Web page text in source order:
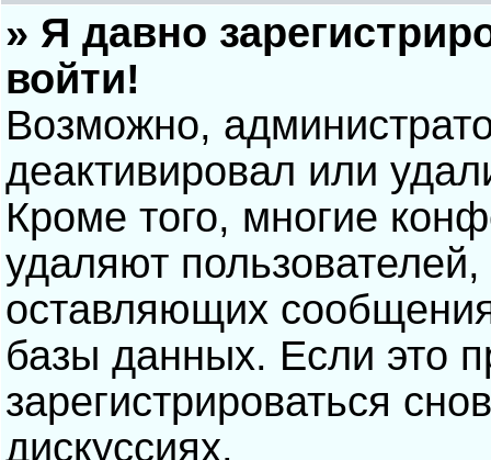
» Я давно
войти!
Возможно,
деактивировал или
Кроме того, многие
удаляют
оставляющих
базы данных. Если это
зарегистрироваться
дискуссиях.